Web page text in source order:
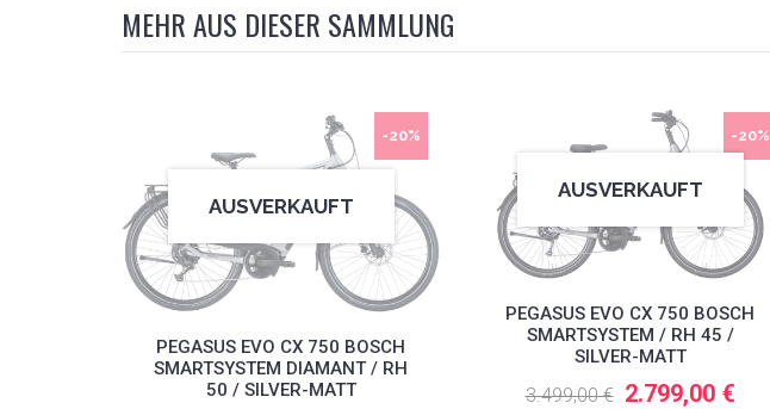
MEHR AUS DIESER SAMMLUNG
-20%
AUSVERKAUFT
PEGASUS EVO CX 750 BOSCH
SMARTSYSTEM DIAMANT / RH
50 / SILVER-MATT
-20%
AUSVERKAUFT
PEGASUS EVO CX 750 BOSCH
SMARTSYSTEM / RH 45 /
SILVER-MATT
3.499,00 € 2.799,00 €